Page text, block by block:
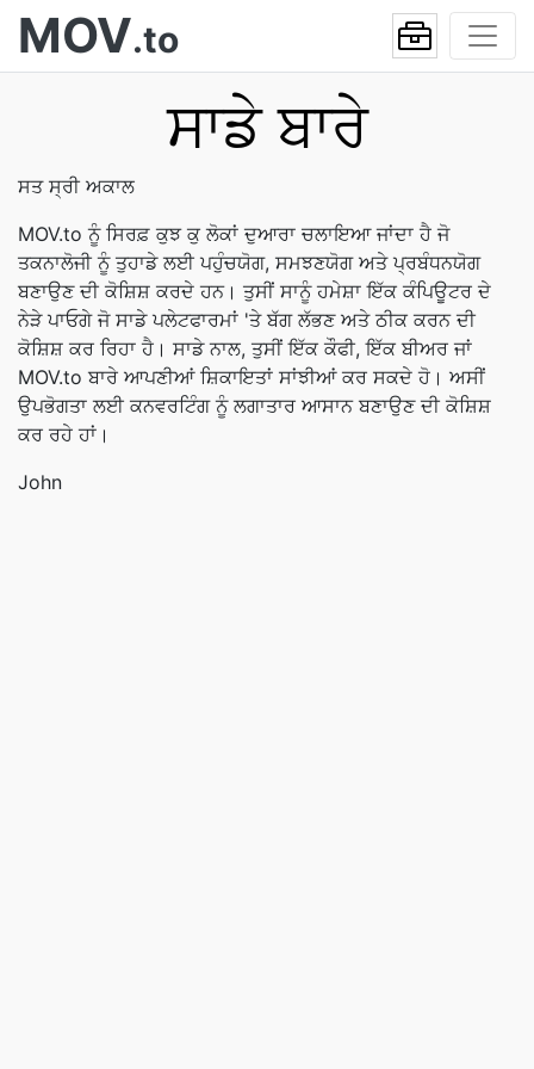
MOV.to
ਸਾਡੇ ਬਾਰੇ
ਸਤ ਸ੍ਰੀ ਅਕਾਲ
MOV.to ਨੂੰ ਸਿਰਫ਼ ਕੁਝ ਕੁ ਲੋਕਾਂ ਦੁਆਰਾ ਚਲਾਇਆ ਜਾਂਦਾ ਹੈ ਜੋ
ਤਕਨਾਲੋਜੀ ਨੂੰ ਤੁਹਾਡੇ ਲਈ ਪਹੁੰਚਯੋਗ, ਸਮਝਣਯੋਗ ਅਤੇ ਪ੍ਰਬੰਧਨਯੋਗ
ਬਣਾਉਣ ਦੀ ਕੋਸ਼ਿਸ਼ ਕਰਦੇ ਹਨ। ਤੁਸੀਂ ਸਾਨੂੰ ਹਮੇਸ਼ਾ ਇੱਕ ਕੰਪਿਊਟਰ ਦੇ
ਨੇੜੇ ਪਾਓਗੇ ਜੋ ਸਾਡੇ ਪਲੇਟਫਾਰਮਾਂ 'ਤੇ ਬੱਗ ਲੱਭਣ ਅਤੇ ਠੀਕ ਕਰਨ ਦੀ
ਕੋਸ਼ਿਸ਼ ਕਰ ਰਿਹਾ ਹੈ। ਸਾਡੇ ਨਾਲ, ਤੁਸੀਂ ਇੱਕ ਕੌਫੀ, ਇੱਕ ਬੀਅਰ ਜਾਂ
MOV.to ਬਾਰੇ ਆਪਣੀਆਂ ਸ਼ਿਕਾਇਤਾਂ ਸਾਂਝੀਆਂ ਕਰ ਸਕਦੇ ਹੋ। ਅਸੀਂ
ਉਪਭੋਗਤਾ ਲਈ ਕਨਵਰਟਿੰਗ ਨੂੰ ਲਗਾਤਾਰ ਆਸਾਨ ਬਣਾਉਣ ਦੀ ਕੋਸ਼ਿਸ਼
ਕਰ ਰਹੇ ਹਾਂ।
John